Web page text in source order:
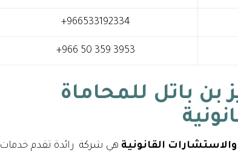
بن باتل للمحاماة
القانونية هي شركة رائدة تقدم خدمات